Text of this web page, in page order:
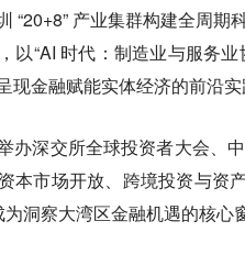
“20+8” 产业集群构建全周
以“AI 时代：制造业与服务
现金融赋能实体经济的前沿实
办深交所全球投资者大会、
本市场开放、跨境投资与资
洞察大湾区金融机遇的核心